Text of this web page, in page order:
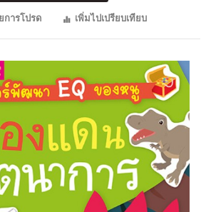
การโปรด
เพิ่มไปเปรียบเทียบ